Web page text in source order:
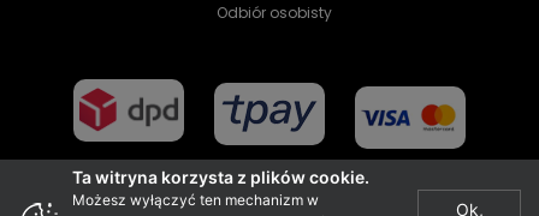
Odbiór osobisty
Ta witryna korzysta z plików cookie.
Możesz wyłączyć ten mechanizm w
Ok,